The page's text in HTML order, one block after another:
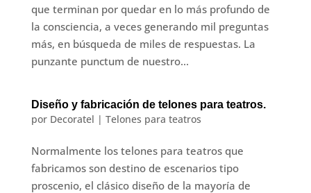
que terminan por quedar en lo más profundo de
la consciencia, a veces generando mil preguntas
más, en búsqueda de miles de respuestas. La
punzante punctum de nuestro...
Diseño y fabricación de telones para teatros.
por Decoratel | Telones para teatros
Normalmente los telones para teatros que
fabricamos son destino de escenarios tipo
proscenio, el clásico diseño de la mayoría de